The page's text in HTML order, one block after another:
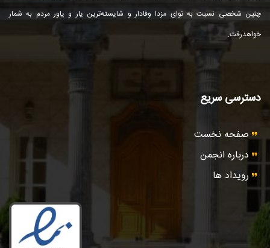
چنین شخصی نسبت به توای مزدا وفادار و شایسته‌ترین یار و یاور مردم به شمار
خواهد‌رفت.
دسترسی سریع
صفحه نخست
درباره انجمن
رویداد ها